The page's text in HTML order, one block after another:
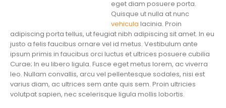
eget diam posuere porta.
Quisque ut nulla at nunc
vehicula lacinia. Proin
adipiscing porta tellus, ut feugiat nibh adipiscing sit amet. In eu
justo a felis faucibus ornare vel id metus. Vestibulum ante
ipsum primis in faucibus orci luctus et ultrices posuere cubilia
Curae; In eu libero ligula. Fusce eget metus lorem, ac viverra
leo. Nullam convallis, arcu vel pellentesque sodales, nisi est
varius diam, ac ultrices sem ante quis sem. Proin ultricies
volutpat sapien, nec scelerisque ligula mollis lobortis.